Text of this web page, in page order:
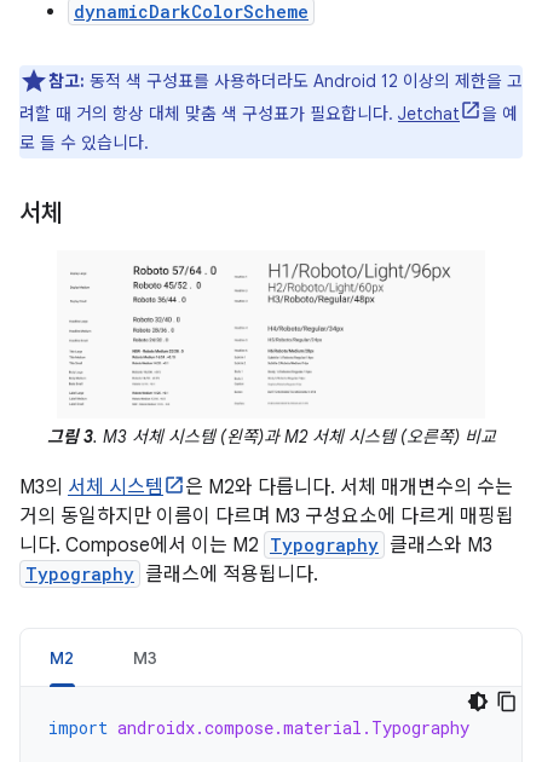
dynamicDarkColorScheme
참고: 동적 색 구성표를 사용하더라도 Android 12 이상의 제한을 고
려할 때 거의 항상 대체 맞춤 색 구성표가 필요합니다. Jetchat
을 예
로 들 수 있습니다.
서체
그림 3. M3 서체 시스템 (왼쪽)과 M2 서체 시스템 (오른쪽) 비교
M3의 서체 시스템
은 M2와 다릅니다. 서체 매개변수의 수는
거의 동일하지만 이름이 다르며 M3 구성요소에 다르게 매핑됩
니다. Compose에서 이는 M2 Typography 클래스와 M3
Typography 클래스에 적용됩니다.
M2 M3
import androidx.compose.material.Typography